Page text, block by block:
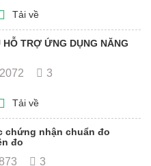
Tải về
TRỢ ỨNG DỤNG NĂNG
3
Tải về
chứng nhận chuẩn đo
đo
3